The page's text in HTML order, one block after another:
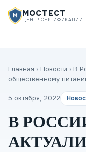
МОСТЕСТ
ЦЕНТР СЕРТИФИКАЦИИ
Главная › Новости › В
общественному
5 октября, 2022
В